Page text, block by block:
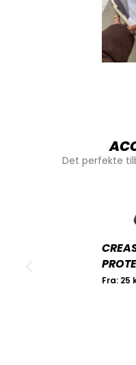
Det perfekte
Fra: 25